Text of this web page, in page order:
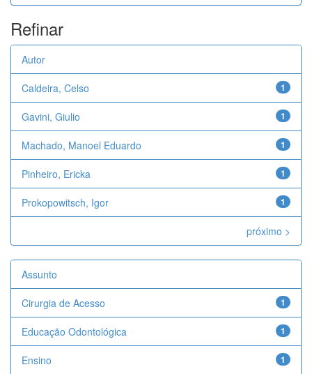
Refinar
Autor
1
Caldeira, Celso
1
Gavini, Giulio
1
Machado, Manoel Eduardo
1
Pinheiro, Ericka
1
Prokopowitsch, Igor
próximo >
Assunto
1
Cirurgia de Acesso
1
Educação Odontológica
1
Ensino